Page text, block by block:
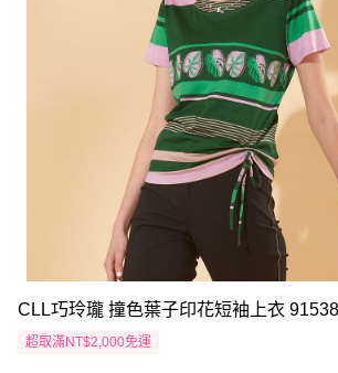
CLL巧玲瓏 撞色葉子印花短袖上衣
超取滿NT$2,000免運